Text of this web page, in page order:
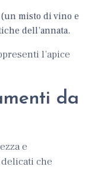
misto di vino e
dell’annata.
l’apice
da
e
che